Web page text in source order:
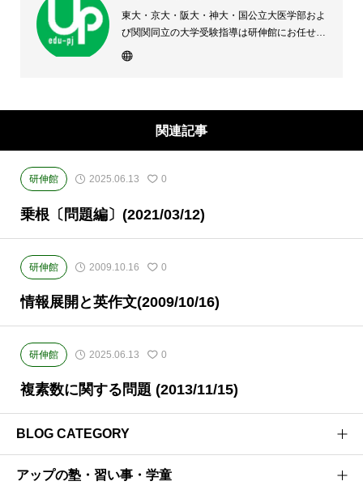
東大・京大・阪大・神大・国公立大医学部およ
び関関同立の大学受験指導は研伸館にお任せく
ださい。 大阪(上本町・天王寺・豊中)・兵庫
関連記事
研伸館 2025.06.13 0
乗根〔問題編〕(2021/03/12)
研伸館 2009.10.16 0
情報展開と英作文(2009/10/16)
研伸館 2025.06.13 0
複素数に関する問題 (2013/11/15)
BLOG CATEGORY
医学部受験のプロがお届けする医学部受験情報ブログ
アップの塾・習い事・学童